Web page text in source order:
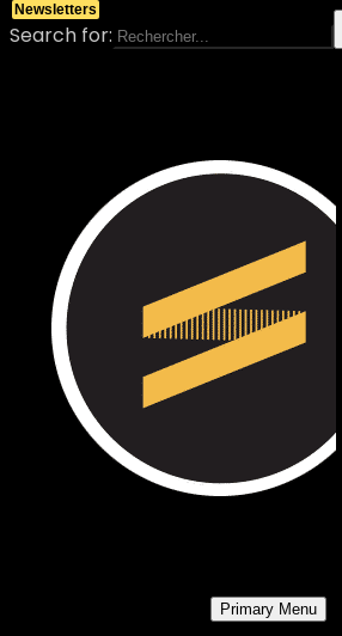
Search for:
Primary Menu
Newsletters